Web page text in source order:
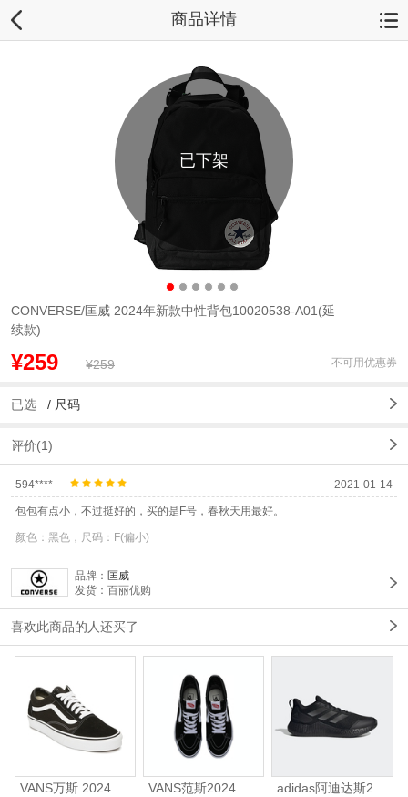
商品详情
已下架
CONVERSE/匡威 2024年新款中性背包10020538-A01(延
续款)
¥259 ¥259 不可用优惠券
已选 / 尺码
评价(1)
594**** 2021-01-14
包包有点小，不过挺好的，买的是F号，春秋天用最好。
颜色：黑色，尺码：F(偏小)
品牌： 匡威
发货：百丽优购
喜欢此商品的人还买了
VANS万斯 2024年新款中性OldSkool帆布鞋/硫化鞋VN000D3HY28（延续款）